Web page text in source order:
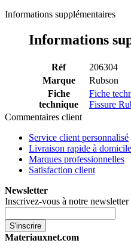
Informations supplémentaires
Informations
Réf
206304
Marque
Rubson
Fiche
technique
Fiche
Fissure
Commentaires client
Service client personnalisé
Livraison rapide à domicile
Marques professionnelles
Satisfaction client
Newsletter
Inscrivez-vous à notre newsletter
S'inscrire
Materiauxnet.com